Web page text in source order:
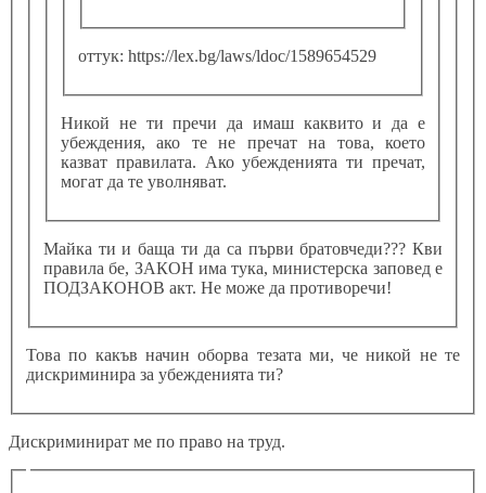
оттук: https://lex.bg/laws/ldoc/1589654529
Никой не ти пречи да имаш каквито и да е
убеждения, ако те не пречат на това, което
казват правилата. Ако убежденията ти пречат,
могат да те уволняват.
Майка ти и баща ти да са първи братовчеди??? Кви
правила бе, ЗАКОН има тука, министерска заповед е
ПОДЗАКОНОВ акт. Не може да противоречи!
Това по какъв начин оборва тезата ми, че никой не те
дискриминира за убежденията ти?
Дискриминират ме по право на труд.